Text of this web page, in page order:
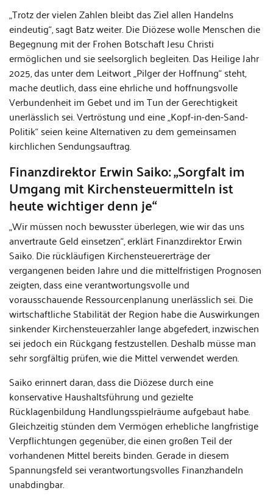
„Trotz der vielen Zahlen bleibt das Ziel allen Handelns
eindeutig“, sagt Batz weiter. Die Diözese wolle Menschen die
Begegnung mit der Frohen Botschaft Jesu Christi
ermöglichen und sie seelsorglich begleiten. Das Heilige Jahr
2025, das unter dem Leitwort „Pilger der Hoffnung“ steht,
mache deutlich, dass eine ehrliche und hoffnungsvolle
Verbundenheit im Gebet und im Tun der Gerechtigkeit
unerlässlich sei. Vertröstung und eine „Kopf-in-den-Sand-
Politik“ seien keine Alternativen zu dem gemeinsamen
kirchlichen Sendungsauftrag.
Finanzdirektor Erwin Saiko: „Sorgfalt im
Umgang mit Kirchensteuermitteln ist
heute wichtiger denn je“
„Wir müssen noch bewusster überlegen, wie wir das uns
anvertraute Geld einsetzen“, erklärt Finanzdirektor Erwin
Saiko. Die rückläufigen Kirchensteuererträge der
vergangenen beiden Jahre und die mittelfristigen Prognosen
zeigten, dass eine verantwortungsvolle und
vorausschauende Ressourcenplanung unerlässlich sei. Die
wirtschaftliche Stabilität der Region habe die Auswirkungen
sinkender Kirchensteuerzahler lange abgefedert, inzwischen
sei jedoch ein Rückgang festzustellen. Deshalb müsse man
sehr sorgfältig prüfen, wie die Mittel verwendet werden.
Saiko erinnert daran, dass die Diözese durch eine
konservative Haushaltsführung und gezielte
Rücklagenbildung Handlungsspielräume aufgebaut habe.
Gleichzeitig stünden dem Vermögen erhebliche langfristige
Verpflichtungen gegenüber, die einen großen Teil der
vorhandenen Mittel bereits binden. Gerade in diesem
Spannungsfeld sei verantwortungsvolles Finanzhandeln
unabdingbar.